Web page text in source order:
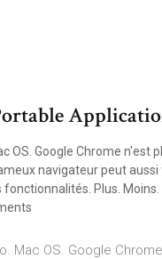
OS. Google Chrome
navigateur peut aussi
fonctionnalités. Plus.
Mac OS. Google